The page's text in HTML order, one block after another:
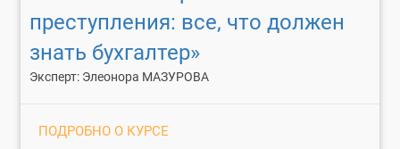
преступления: все, что должен
знать бухгалтер»
Эксперт: Элеонора МАЗУРОВА
ПОДРОБНО О КУРСЕ